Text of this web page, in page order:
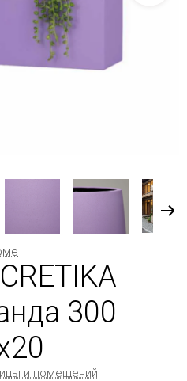
300
и помещений